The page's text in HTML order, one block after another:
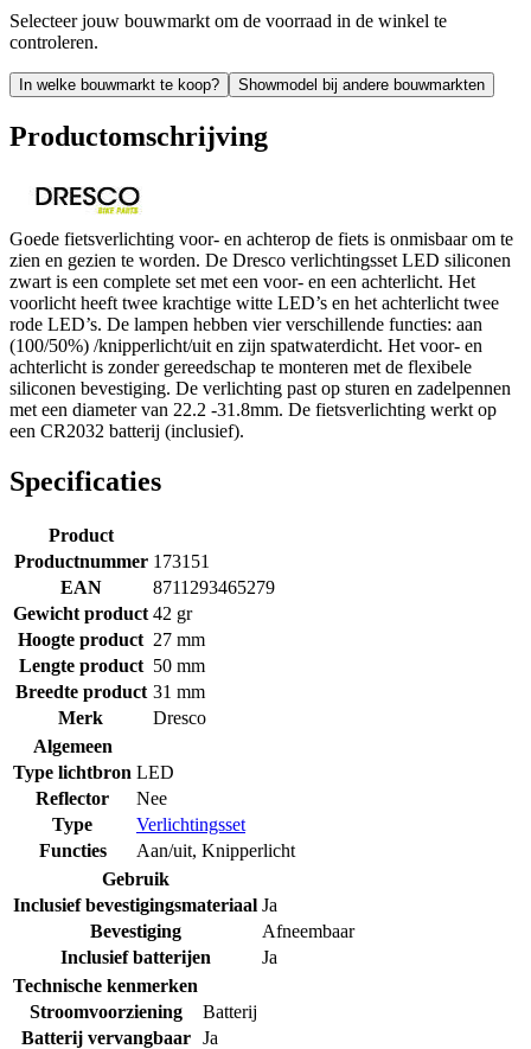
Selecteer jouw bouwmarkt om de voorraad in de winkel te
controleren.
In welke bouwmarkt te koop? Showmodel bij andere bouwmarkten
Productomschrijving
Goede fietsverlichting voor- en achterop de fiets is onmisbaar om te
zien en gezien te worden. De Dresco verlichtingsset LED siliconen
zwart is een complete set met een voor- en een achterlicht. Het
voorlicht heeft twee krachtige witte LED’s en het achterlicht twee
rode LED’s. De lampen hebben vier verschillende functies: aan
(100/50%) /knipperlicht/uit en zijn spatwaterdicht. Het voor- en
achterlicht is zonder gereedschap te monteren met de flexibele
siliconen bevestiging. De verlichting past op sturen en zadelpennen
met een diameter van 22.2 -31.8mm. De fietsverlichting werkt op
een CR2032 batterij (inclusief).
Specificaties
Product
Productnummer 173151
EAN
8711293465279
Gewicht product 42 gr
Hoogte product 27 mm
Lengte product 50 mm
Breedte product 31 mm
Merk
Dresco
Algemeen
Type lichtbron LED
Reflector
Nee
Type
Verlichtingsset
Functies
Aan/uit, Knipperlicht
Gebruik
Inclusief bevestigingsmateriaal Ja
Bevestiging
Afneembaar
Inclusief batterijen
Ja
Technische kenmerken
Stroomvoorziening
Batterij
Batterij vervangbaar
Ja